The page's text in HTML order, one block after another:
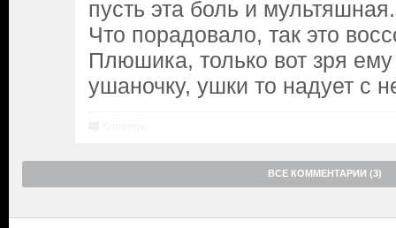
пусть эта боль и
Что порадовало, так это
Плюшика, только вот зря
ушаночку, ушки то надует с
ВСЕ КОММЕНТАРИИ (3)